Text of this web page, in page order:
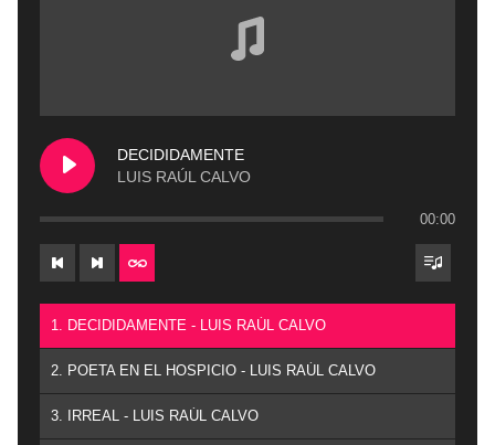
DECIDIDAMENTE
LUIS RAÚL CALVO
00:00
1. DECIDIDAMENTE - LUIS RAÚL CALVO
2. POETA EN EL HOSPICIO - LUIS RAÚL CALVO
3. IRREAL - LUIS RAÚL CALVO